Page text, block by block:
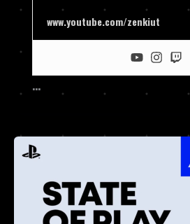
www.youtube.com/zenkiut
…